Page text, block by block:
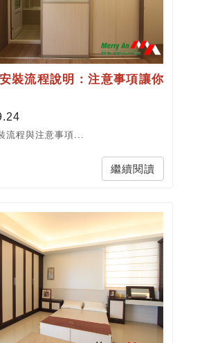
裝流程說明：注意事項讓你
流程與注意事項...
繼續閱讀